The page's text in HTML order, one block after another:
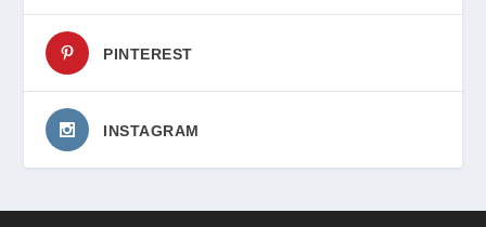
PINTEREST
INSTAGRAM